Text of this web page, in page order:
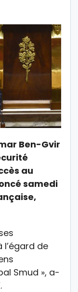
Ben-Gvir
au
samedi
de
Smud », a-